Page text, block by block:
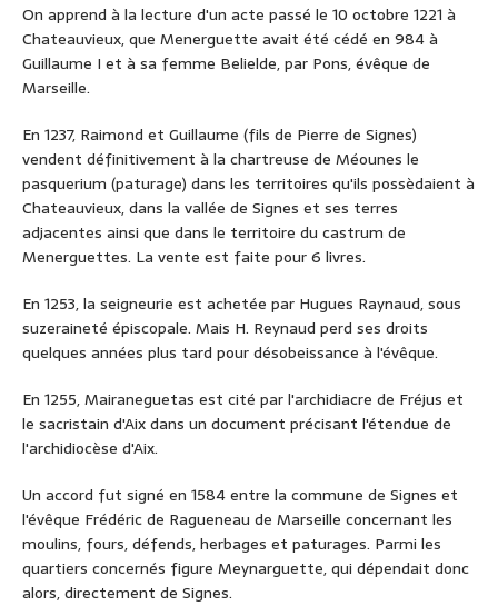
On apprend à la lecture d'un acte passé le 10 octobre 1221 à
Chateauvieux, que Menerguette avait été cédé en 984 à
Guillaume I et à sa femme Belielde, par Pons, évêque de
Marseille.
En 1237, Raimond et Guillaume (fils de Pierre de Signes)
vendent définitivement à la chartreuse de Méounes le
pasquerium (paturage) dans les territoires qu'ils possèdaient à
Chateauvieux, dans la vallée de Signes et ses terres
adjacentes ainsi que dans le territoire du castrum de
Menerguettes. La vente est faite pour 6 livres.
En 1253, la seigneurie est achetée par Hugues Raynaud, sous
suzeraineté épiscopale. Mais H. Reynaud perd ses droits
quelques années plus tard pour désobeissance à l'évêque.
En 1255, Mairaneguetas est cité par l'archidiacre de Fréjus et
le sacristain d'Aix dans un document précisant l'étendue de
l'archidiocèse d'Aix.
Un accord fut signé en 1584 entre la commune de Signes et
l'évêque Frédéric de Ragueneau de Marseille concernant les
moulins, fours, défends, herbages et paturages. Parmi les
quartiers concernés figure Meynarguette, qui dépendait donc
alors, directement de Signes.